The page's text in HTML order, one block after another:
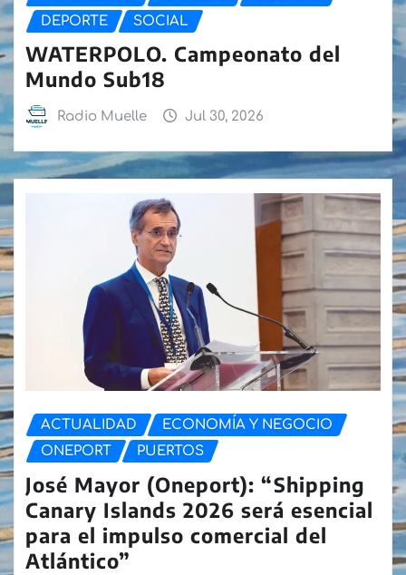
DEPORTE
SOCIAL
WATERPOLO. Campeonato del
Mundo Sub18
Radio Muelle Jul 30, 2026
ACTUALIDAD
ECONOMÍA Y NEGOCIO
ONEPORT
PUERTOS
José Mayor (Oneport): “Shipping
Canary Islands 2026 será esencial
para el impulso comercial del
Atlántico”